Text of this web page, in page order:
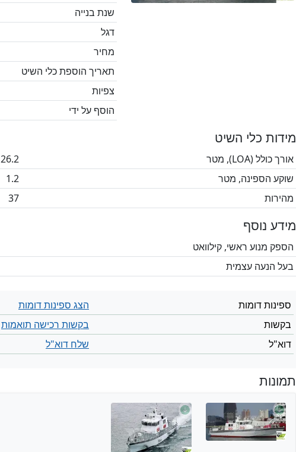
שנת בנייה
דגל
מחיר
תאריך הוספת כלי השיט
צפיות
הוסף על ידי
מידות כלי השיט
אורך כולל (LOA), מטר
26.2
שוקע הספינה, מטר
1.2
מהירות
37
מידע נוסף
הספק מנוע ראשי, קילוואט
בעל הנעה עצמית
ספינות דומות
הצג ספינות דומות
בקשות
בקשות רכישה תואמות
דוא"ל
שלח דוא"ל
תמונות